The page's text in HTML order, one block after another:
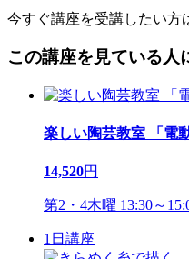
今すぐ講座を受講したい方
この講座を見ている人
楽しい陶芸教室 「電
14,520円
第2・4木曜 13:30～
1日講座